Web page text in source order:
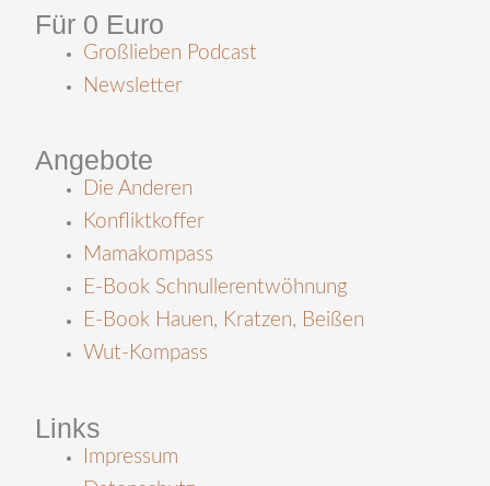
Für 0 Euro
Großlieben Podcast
Newsletter
Angebote
Die Anderen
Konfliktkoffer
Mamakompass
E-Book Schnullerentwöhnung
E-Book Hauen, Kratzen, Beißen
Wut-Kompass
Links
Impressum